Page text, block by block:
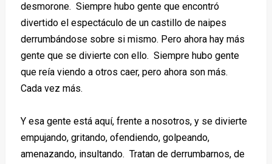
desmorone. Siempre hubo gente que encontró
divertido el espectáculo de un castillo de naipes
derrumbándose sobre si mismo. Pero ahora hay más
gente que se divierte con ello. Siempre hubo gente
que reía viendo a otros caer, pero ahora son más.
Cada vez más.
Y esa gente está aquí, frente a nosotros, y se divierte
empujando, gritando, ofendiendo, golpeando,
amenazando, insultando. Tratan de derrumbarnos, de